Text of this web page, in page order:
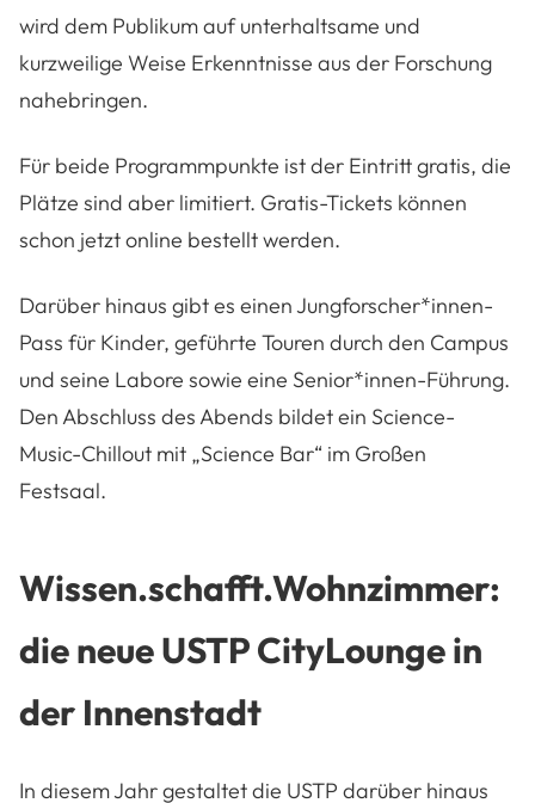
wird dem Publikum auf unterhaltsame und
kurzweilige Weise Erkenntnisse aus der Forschung
nahebringen.
Für beide Programmpunkte ist der Eintritt gratis, die
Plätze sind aber limitiert. Gratis-Tickets können
schon jetzt online bestellt werden.
Darüber hinaus gibt es einen Jungforscher*innen-
Pass für Kinder, geführte Touren durch den Campus
und seine Labore sowie eine Senior*innen-Führung.
Den Abschluss des Abends bildet ein Science-
Music-Chillout mit „Science Bar“ im Großen
Festsaal.
Wissen.schafft.Wohnzimmer:
die neue USTP CityLounge in
der Innenstadt
In diesem Jahr gestaltet die USTP darüber hinaus